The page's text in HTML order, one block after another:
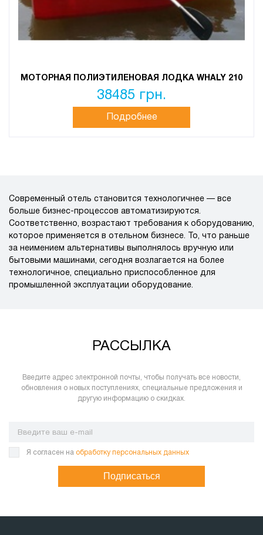
МОТОРНАЯ ПОЛИЭТИЛЕНОВАЯ ЛОДКА WHALY 210
38485 грн.
Подробнее
Современный отель становится технологичнее — все
больше бизнес-процессов автоматизируются.
Соответственно, возрастают требования к оборудованию,
которое применяется в отельном бизнесе. То, что раньше
за неимением альтернативы выполнялось вручную или
бытовыми машинами, сегодня возлагается на более
технологичное, специально приспособленное для
промышленной эксплуатации оборудование.
РАССЫЛКА
Введите адрес электронной почты, чтобы получать все новости,
обновления о новых поступлениях, специальные предложения и
другую информацию о скидках.
Я согласен на обработку персональных данных
Подписаться